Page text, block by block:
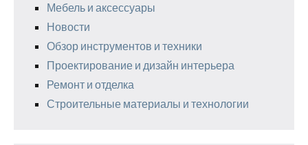
Мебель и аксессуары
Новости
Обзор инструментов и техники
Проектирование и дизайн интерьера
Ремонт и отделка
Строительные материалы и технологии